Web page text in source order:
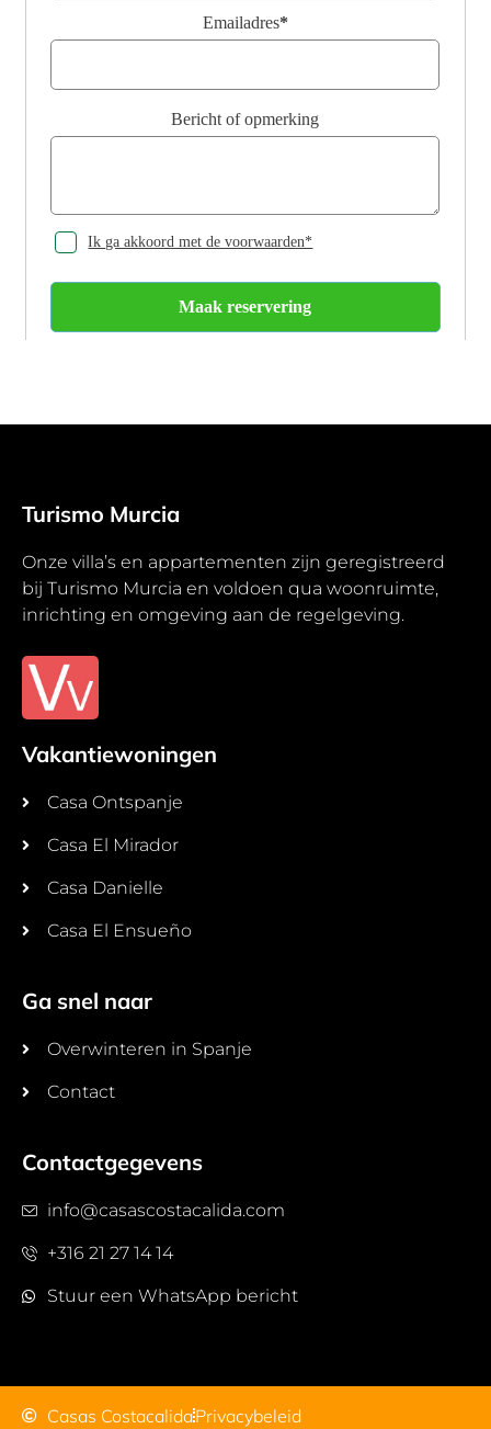
Turismo Murcia
Onze villa’s en appartementen zijn geregistreerd
bij Turismo Murcia en voldoen qua woonruimte,
inrichting en omgeving aan de regelgeving.
Vakantiewoningen
Casa Ontspanje
Casa El Mirador
Casa Danielle
Casa El Ensueño
Ga snel naar
Overwinteren in Spanje
Contact
Contactgegevens
info@casascostacalida.com
+316 21 27 14 14
Stuur een WhatsApp bericht
Casas CostacalidaPrivacybeleid